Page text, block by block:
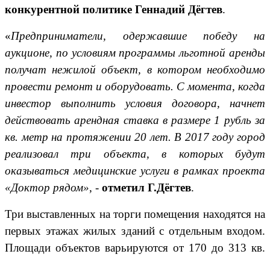
конкурентной политике Геннадий Дёгтев.
«Предприниматели, одержавшие победу на
аукционе, по условиям программы льготной аренды
получат нежилой объект, в котором необходимо
провести ремонт и оборудовать. С момента, когда
инвестор выполнить условия договора, начнет
действовать арендная ставка в размере 1 рубль за
кв. метр на протяжении 20 лет. В 2017 году город
реализовал три объекта, в которых будут
оказываться медицинские услуги в рамках проекта
«Доктор рядом», - отметил Г.Дёгтев.
Три выставленных на торги помещения находятся на
первых этажах жилых зданий с отдельным входом.
Площади объектов варьируются от 170 до 313 кв.